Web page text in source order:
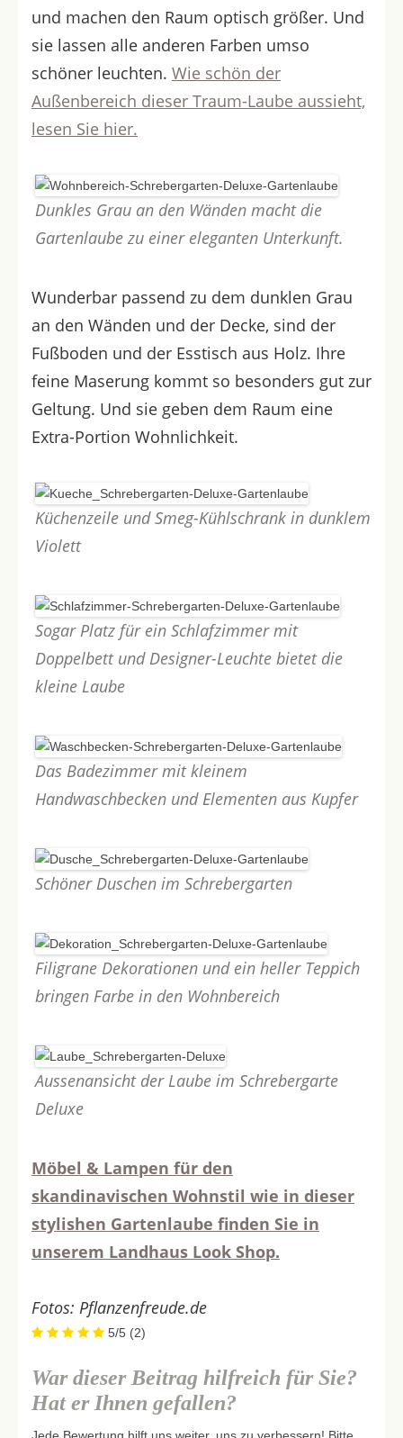
und machen den Raum optisch größer. Und
sie lassen alle anderen Farben umso
schöner leuchten. Wie schön der
Außenbereich dieser Traum-Laube aussieht,
lesen Sie hier.
Dunkles Grau an den Wänden macht die
Gartenlaube zu einer eleganten Unterkunft.
Wunderbar passend zu dem dunklen Grau
an den Wänden und der Decke, sind der
Fußboden und der Esstisch aus Holz. Ihre
feine Maserung kommt so besonders gut zur
Geltung. Und sie geben dem Raum eine
Extra-Portion Wohnlichkeit.
Küchenzeile und Smeg-Kühlschrank in dunklem
Violett
Sogar Platz für ein Schlafzimmer mit
Doppelbett und Designer-Leuchte bietet die
kleine Laube
Das Badezimmer mit kleinem
Handwaschbecken und Elementen aus Kupfer
Schöner Duschen im Schrebergarten
Filigrane Dekorationen und ein heller Teppich
bringen Farbe in den Wohnbereich
Aussenansicht der Laube im Schrebergarte
Deluxe
Möbel & Lampen für den
skandinavischen Wohnstil wie in dieser
stylishen Gartenlaube finden Sie in
unserem Landhaus Look Shop.
Fotos: Pflanzenfreude.de
5/5 (2)
War dieser Beitrag hilfreich für Sie?
Hat er Ihnen gefallen?